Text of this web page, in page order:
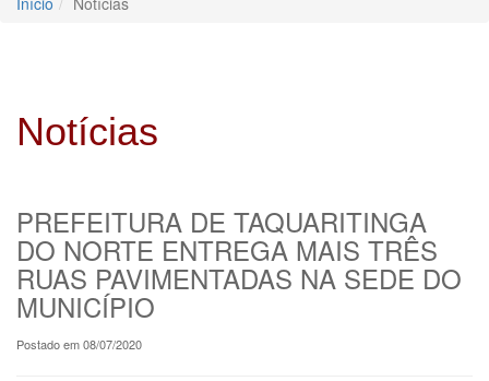
Notícias
PREFEITURA DE TAQUARITINGA
DO NORTE ENTREGA MAIS TRÊS
RUAS PAVIMENTADAS NA SEDE DO
MUNICÍPIO
Postado em 08/07/2020